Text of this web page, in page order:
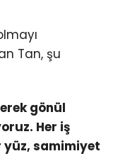
Tan, şu
gönül
Her iş
yüz, samimiyet